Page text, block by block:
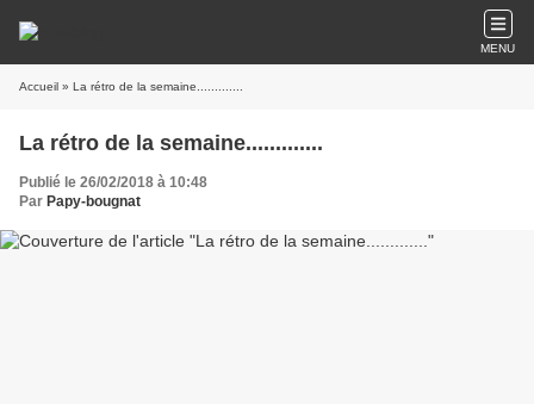
MENU
Accueil » La rétro de la semaine.............
La rétro de la semaine.............
Publié le 26/02/2018 à 10:48
Par Papy-bougnat